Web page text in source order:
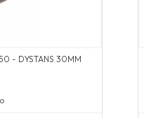
- DYSTANS 30MM